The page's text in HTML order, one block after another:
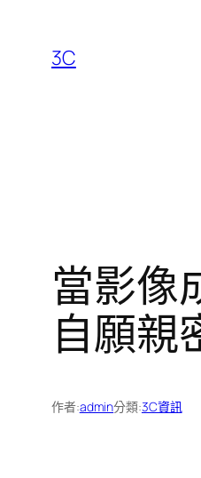
3C
當影像
自願親
作者:admin分類:3C資訊